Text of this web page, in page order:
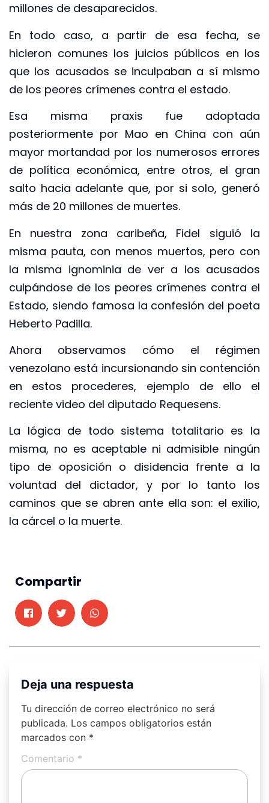
millones de desaparecidos.
En todo caso, a partir de esa fecha, se
hicieron comunes los juicios públicos en los
que los acusados se inculpaban a sí mismo
de los peores crímenes contra el estado.
Esa misma praxis fue adoptada
posteriormente por Mao en China con aún
mayor mortandad por los numerosos errores
de política económica, entre otros, el gran
salto hacia adelante que, por si solo, generó
más de 20 millones de muertes.
En nuestra zona caribeña, Fidel siguió la
misma pauta, con menos muertos, pero con
la misma ignominia de ver a los acusados
culpándose de los peores crímenes contra el
Estado, siendo famosa la confesión del poeta
Heberto Padilla.
Ahora observamos cómo el régimen
venezolano está incursionando sin contención
en estos procederes, ejemplo de ello el
reciente video del diputado Requesens.
La lógica de todo sistema totalitario es la
misma, no es aceptable ni admisible ningún
tipo de oposición o disidencia frente a la
voluntad del dictador, y por lo tanto los
caminos que se abren ante ella son: el exilio,
la cárcel o la muerte.
Compartir
Deja una respuesta
Tu dirección de correo electrónico no será
publicada. Los campos obligatorios están
marcados con *
Comentario *